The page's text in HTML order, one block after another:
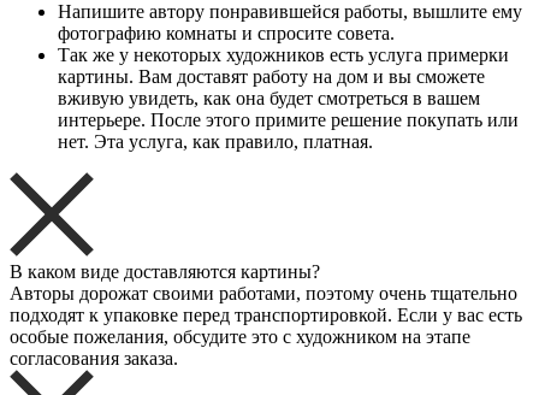
Напишите автору понравившейся работы, вышлите ему
фотографию комнаты и спросите совета.
Так же у некоторых художников есть услуга примерки
картины. Вам доставят работу на дом и вы сможете
вживую увидеть, как она будет смотреться в вашем
интерьере. После этого примите решение покупать или
нет. Эта услуга, как правило, платная.
В каком виде доставляются картины?
Авторы дорожат своими работами, поэтому очень тщательно
подходят к упаковке перед транспортировкой. Если у вас есть
особые пожелания, обсудите это с художником на этапе
согласования заказа.